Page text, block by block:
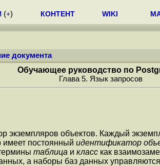
(+) КОНТЕНТ WIKI
документа
Обучающее руководство по
Глава 5. Язык запросов
экземпляров объектов. Каждый
имеет постоянный идентификатор
таблица и класс как
а наборы баз данных